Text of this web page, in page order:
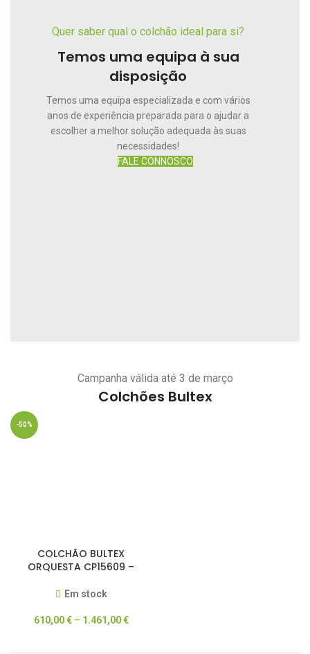
Quer saber qual o colchão ideal para si?
Temos uma equipa à sua
disposição
Temos uma equipa especializada e com vários
anos de experiência preparada para o ajudar a
escolher a melhor solução adequada às suas
necessidades!
FALE CONNOSCO
Campanha válida até 3 de março
Colchões Bultex
-50%
COLCHÃO BULTEX
ORQUESTA CP15609 –
50% DESCONTO
Em stock
610,00€– 1.461,00€